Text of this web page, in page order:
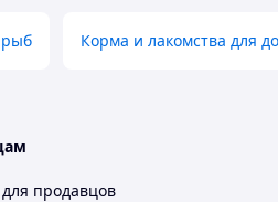
Корма и лакомства для
продавцов